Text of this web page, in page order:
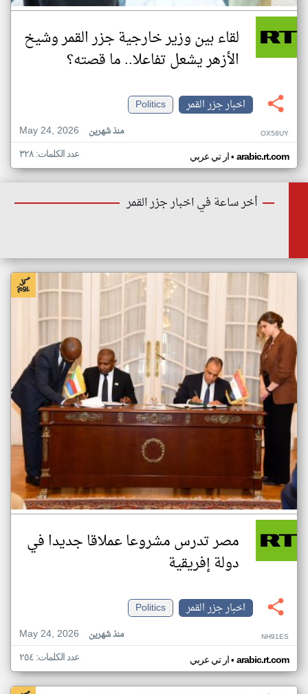
لقاء بين وزير خارجية جزر القمر وشيخ
الأزهر يشعل تفاعلا.. ما قصته؟
اخبار جزر القمر
Politics
May 24, 2026
منذ شهرين OX58UY
ار تي عربي• arabic.rt.com عدد الكلمات: ٣٢٨
أخر ساعة في اخبار جزر القمر
مصر تدرس مشروعا عملاقا جديدا في
دولة إفريقية
اخبار جزر القمر
Politics
May 24, 2026
منذ شهرين NH91ES
ار تي عربي• arabic.rt.com عدد الكلمات: ٢٥٤